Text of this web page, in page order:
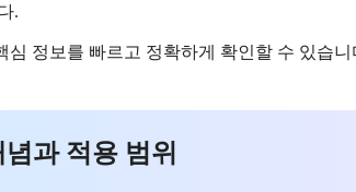
.
정보를 빠르고 정확하게 확인할 수 있습니
과 적용 범위